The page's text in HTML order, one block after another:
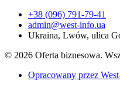
+38 (096) 791-79-41
admin@west-info.ua
Ukraina, Lwów, ulica
© 2026 Oferta biznesowa.
Opracowany przez